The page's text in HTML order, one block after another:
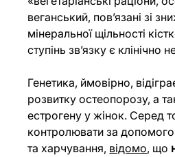
веганський, пов’язані зі
мінеральної щільності
ступінь зв’язку є клінічно
Генетика, ймовірно,
розвитку остеопорозу, а
естрогену у жінок. Серед
контролювати за
та харчування, відомо, що